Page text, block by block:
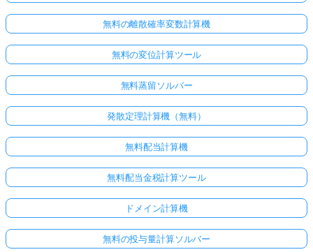
無料の離散確率変数計算機
無料の変位計算ツール
無料蒸留ソルバー
発散定理計算機（無料）
無料配当計算機
無料配当金税計算ツール
ドメイン計算機
無料の投与量計算ソルバー